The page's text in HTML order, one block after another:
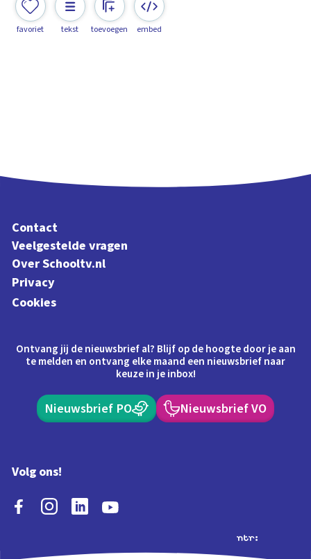
favoriet tekst toevoegen embed
Contact
Veelgestelde vragen
Over Schooltv.nl
Privacy
Cookies
Ontvang jij de nieuwsbrief al? Blijf op de hoogte door je aan
te melden en ontvang elke maand een nieuwsbrief naar
keuze in je inbox!
Nieuwsbrief PO Nieuwsbrief VO
Volg ons!